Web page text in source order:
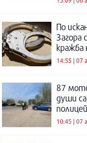
По
Загора
14:55 | 07
87
души
10:45 | 07